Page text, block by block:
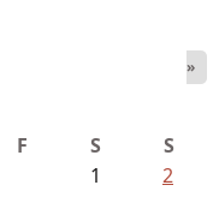
»
F S
S
1
2